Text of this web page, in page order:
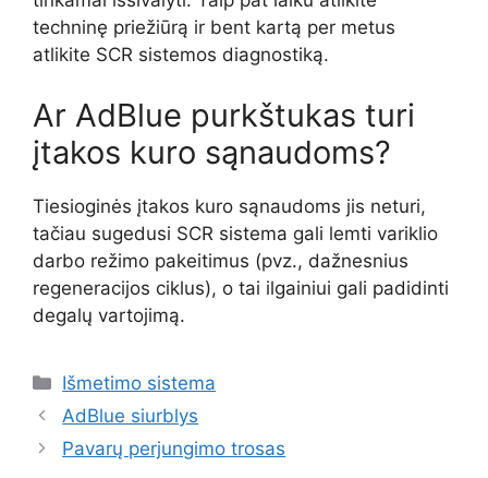
techninę priežiūrą ir bent kartą per metus
atlikite SCR sistemos diagnostiką.
Ar AdBlue purkštukas turi
įtakos kuro sąnaudoms?
Tiesioginės įtakos kuro sąnaudoms jis neturi,
tačiau sugedusi SCR sistema gali lemti variklio
darbo režimo pakeitimus (pvz., dažnesnius
regeneracijos ciklus), o tai ilgainiui gali padidinti
degalų vartojimą.
Kategorijos
Išmetimo sistema
AdBlue siurblys
Pavarų perjungimo trosas